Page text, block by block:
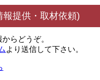
提供・取材依頼)
らどうぞ。
より送信して下さい。